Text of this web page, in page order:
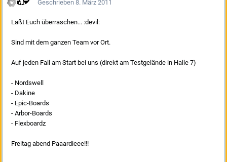
Geschrieben 8. März 2011
Laßt Euch überraschen... :devil:
Sind mit dem ganzen Team vor Ort.
Auf jeden Fall am Start bei uns (direkt am Testgelände in Halle 7)
- Nordswell
- Dakine
- Epic-Boards
- Arbor-Boards
- Flexboardz
Freitag abend Paaardieee!!!